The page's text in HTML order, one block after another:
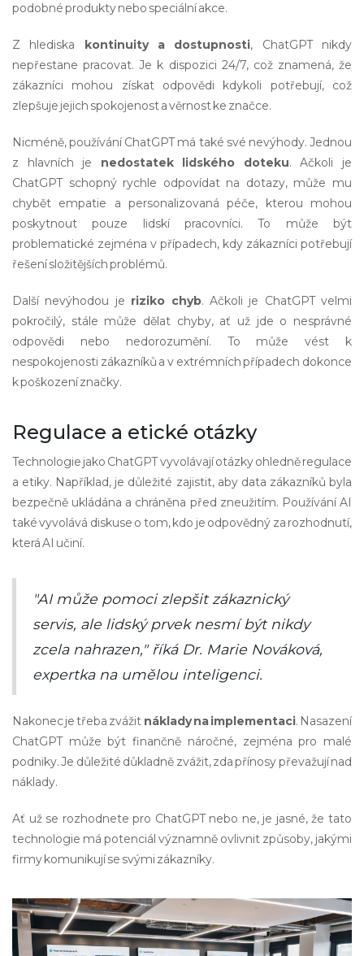
podobné produkty nebo speciální akce.
Z hlediska kontinuity a dostupnosti, ChatGPT nikdy
nepřestane pracovat. Je k dispozici 24/7, což znamená, že
zákazníci mohou získat odpovědi kdykoli potřebují, což
zlepšuje jejich spokojenost a věrnost ke značce.
Nicméně, používání ChatGPT má také své nevýhody. Jednou
z hlavních je nedostatek lidského doteku. Ačkoli je
ChatGPT schopný rychle odpovídat na dotazy, může mu
chybět empatie a personalizovaná péče, kterou mohou
poskytnout pouze lidskí pracovníci. To může být
problematické zejména v případech, kdy zákazníci potřebují
řešení složitějších problémů.
Další nevýhodou je riziko chyb. Ačkoli je ChatGPT velmi
pokročilý, stále může dělat chyby, ať už jde o nesprávné
odpovědi nebo nedorozumění. To může vést k
nespokojenosti zákazníků a v extrémních případech dokonce
k poškození značky.
Regulace a etické otázky
Technologie jako ChatGPT vyvolávají otázky ohledně regulace
a etiky. Například, je důležité zajistit, aby data zákazníků byla
bezpečně ukládána a chráněna před zneužitím. Používání AI
také vyvolává diskuse o tom, kdo je odpovědný za rozhodnutí,
která AI učiní.
"AI může pomoci zlepšit zákaznický
servis, ale lidský prvek nesmí být nikdy
zcela nahrazen," říká Dr. Marie Nováková,
expertka na umělou inteligenci.
Nakonec je třeba zvážit náklady na implementaci. Nasazení
ChatGPT může být finančně náročné, zejména pro malé
podniky. Je důležité důkladně zvážit, zda přínosy převažují nad
náklady.
Ať už se rozhodnete pro ChatGPT nebo ne, je jasné, že tato
technologie má potenciál významně ovlivnit způsoby, jakými
firmy komunikují se svými zákazníky.